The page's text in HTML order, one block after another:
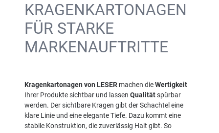
KRAGENKARTONAGEN
FÜR STARKE
MARKENAUFTRITTE
Kragenkartonagen von LESER machen dieWertigkeit
Ihrer Produkte sichtbar und lassen Qualitätspürbar
werden. Der sichtbare Kragen gibt der Schachtel eine
klare Linie und eine elegante Tiefe. Dazu kommt eine
stabile Konstruktion, die zuverlässig Halt gibt. So